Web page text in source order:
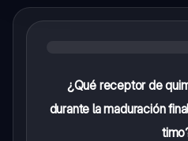
¿Qué receptor de
durante la maduración